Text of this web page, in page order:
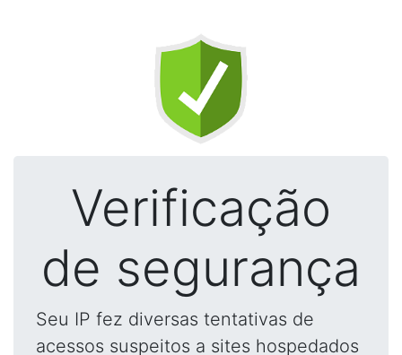
Verificação
de segurança
Seu IP fez diversas tentativas de
acessos suspeitos a sites hospedados